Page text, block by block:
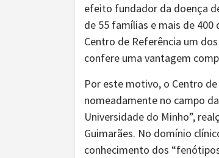
efeito fundador da doença
de 55 famílias e mais de
Centro de Referência um
confere uma vantagem
Por este motivo, o Centro
nomeadamente no campo
Universidade do Minho”,
Guimarães. No domínio
conhecimento dos